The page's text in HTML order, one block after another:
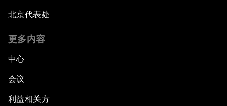
北京代表处
更多内容
中心
会议
利益相关方